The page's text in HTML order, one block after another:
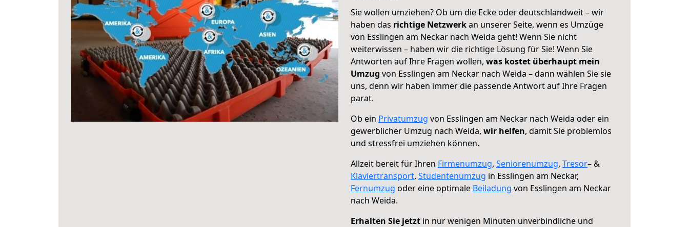
Sie wollen umziehen? Ob um die Ecke oder deutschlandweit – wir
haben das richtige Netzwerkan unserer Seite, wenn es Umzüge
von Esslingen am Neckar nach Weida geht! Wenn Sie nicht
weiterwissen – haben wir die richtige Lösung für Sie! Wenn Sie
Antworten auf Ihre Fragen wollen, was kostet überhaupt mein
Umzug von Esslingen am Neckar nach Weida – dann wählen Sie sie
uns, denn wir haben immer die passende Antwort auf Ihre Fragen
parat.
Ob ein Privatumzug von Esslingen am Neckar nach Weida oder ein
gewerblicher Umzug nach Weida, wir helfen, damit Sie problemlos
und stressfrei umziehen können.
Allzeit bereit für Ihren Firmenumzug, Seniorenumzug, Tresor– &
Klaviertransport, Studentenumzug in Esslingen am Neckar,
Fernumzug oder eine optimale Beiladung von Esslingen am Neckar
nach Weida.
Erhalten Sie jetzt in nur wenigen Minuten unverbindliche und